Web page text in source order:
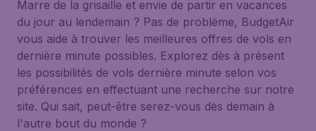
Marre de la grisaille et envie de partir en vacances
du jour au lendemain ? Pas de problème, BudgetAir
vous aide à trouver les meilleures offres de vols en
dernière minute possibles. Explorez dès à présent
les possibilités de vols dernière minute selon vos
préférences en effectuant une recherche sur notre
site. Qui sait, peut-être serez-vous dès demain à
l'autre bout du monde ?